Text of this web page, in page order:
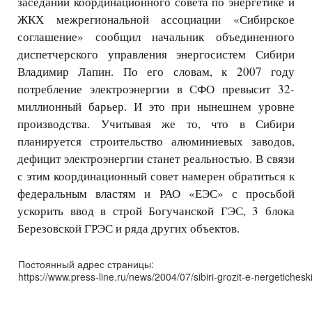
ЖКХ межрегиональной ассоциации «Сибирское
соглашение» сообщил начальник объединенного
диспетчерского управления энергосистем Сибири
Владимир Лапин. По его словам, к 2007 году
потребление электроэнергии в СФО превысит 32-
миллионный барьер. И это при нынешнем уровне
производства. Учитывая же то, что в Сибири
планируется строительство алюминиевых заводов,
дефицит электроэнергии станет реальностью. В связи
с этим координационный совет намерен обратиться к
федеральным властям и РАО «ЕЭС» с просьбой
ускорить ввод в строй Богучанской ГЭС, 3 блока
Березовской ГРЭС и ряда других объектов.
Постоянный адрес страницы:
https://www.press-line.ru/news/2004/07/sibiri-grozit-e-